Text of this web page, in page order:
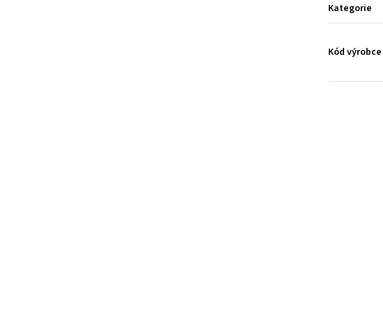
Kategorie
Kód výrobce